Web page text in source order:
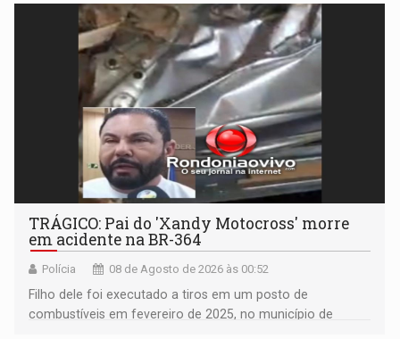
TRÁGICO: Pai do 'Xandy Motocross' morre
em acidente na BR-364
Polícia 08 de Agosto de 2026 às 00:52
Filho dele foi executado a tiros em um posto de
combustíveis em fevereiro de 2025, no município de